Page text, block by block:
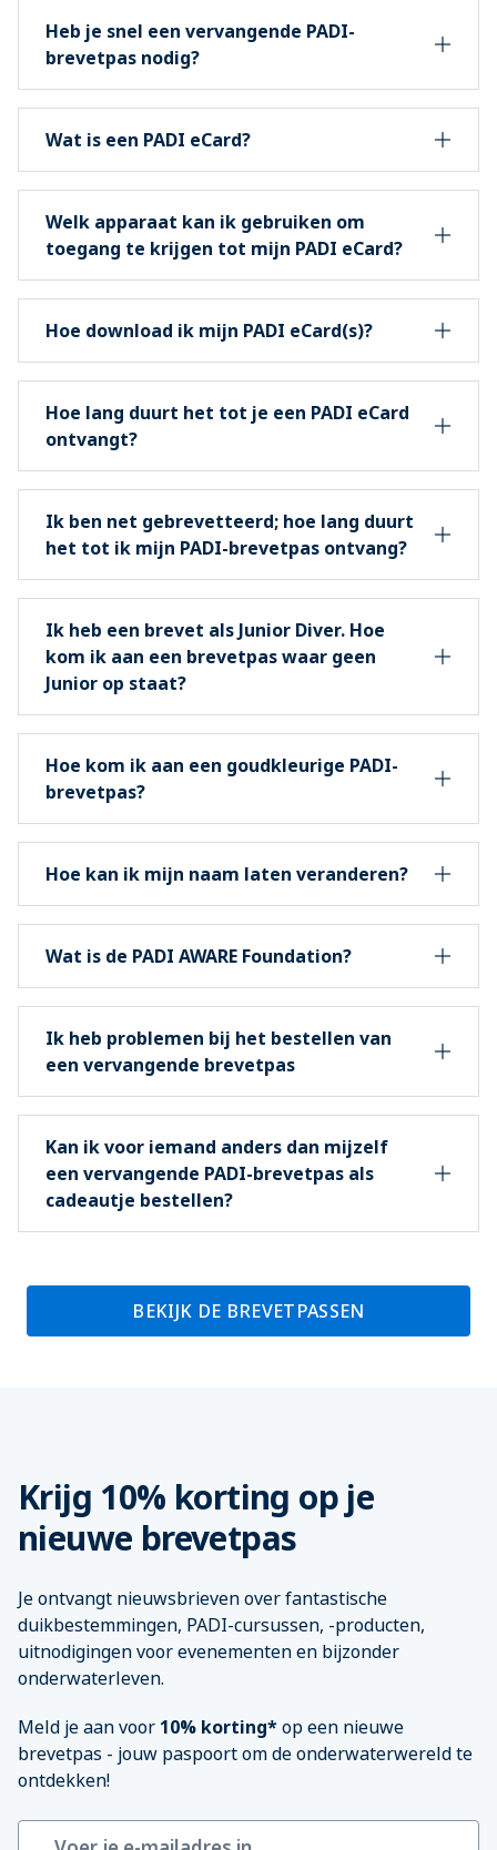
Heb je snel een vervangende PADI-
brevetpas nodig?
Wat is een PADI eCard?
Welk apparaat kan ik gebruiken om
toegang te krijgen tot mijn PADI eCard?
Hoe download ik mijn PADI eCard(s)?
Hoe lang duurt het tot je een PADI eCard
ontvangt?
Ik ben net gebrevetteerd; hoe lang duurt
het tot ik mijn PADI-brevetpas ontvang?
Ik heb een brevet als Junior Diver. Hoe
kom ik aan een brevetpas waar geen
Junior op staat?
Hoe kom ik aan een goudkleurige PADI-
brevetpas?
Hoe kan ik mijn naam laten veranderen?
Wat is de PADI AWARE Foundation?
Ik heb problemen bij het bestellen van
een vervangende brevetpas
Kan ik voor iemand anders dan mijzelf
een vervangende PADI-brevetpas als
cadeautje bestellen?
BEKIJK DE BREVETPASSEN
Krijg 10% korting op je
nieuwe brevetpas
Je ontvangt nieuwsbrieven over fantastische
duikbestemmingen, PADI-cursussen, -producten,
uitnodigingen voor evenementen en bijzonder
onderwaterleven.
Meld je aan voor 10% korting*op een nieuwe
brevetpas - jouw paspoort om de onderwaterwereld te
ontdekken!